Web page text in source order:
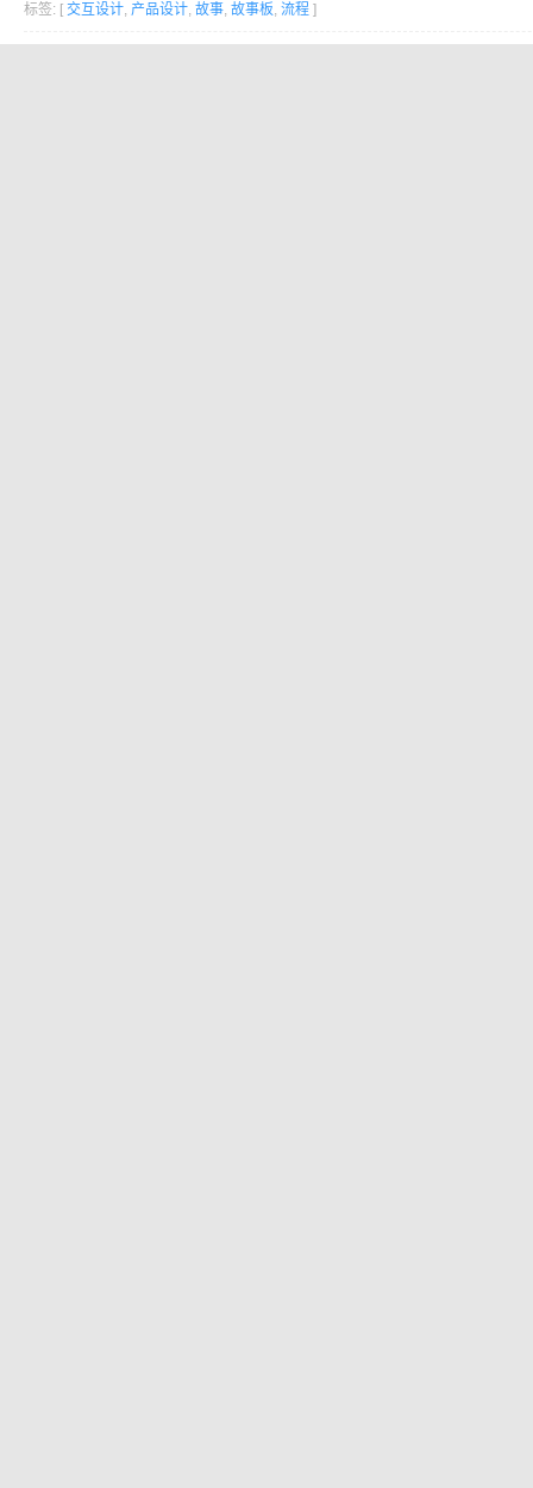
标签: [ 交互设计, 产品设计, 故事, 故事板, 流程 ]